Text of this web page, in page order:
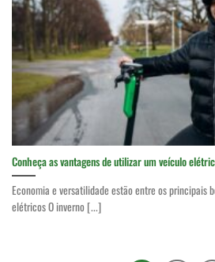
Conheça as vantagens de utilizar um veículo
Economia e versatilidade estão entre os principais
elétricos O inverno [...]